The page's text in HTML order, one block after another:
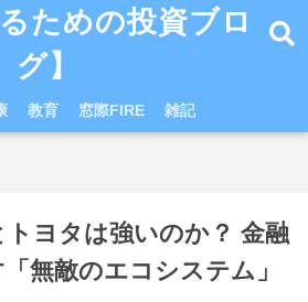
るための投資ブロ
グ】
教育 窓際FIRE 雑記
ヨタは強いのか？ 金融
無敵のエコシステム」